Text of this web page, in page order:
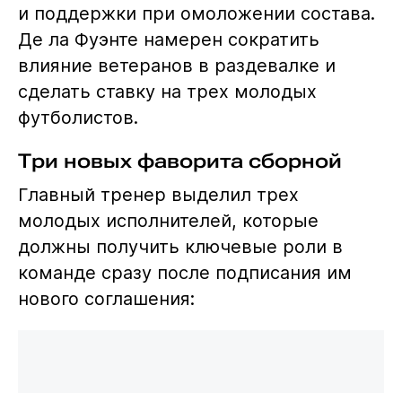
и поддержки при омоложении состава.
Де ла Фуэнте намерен сократить
влияние ветеранов в раздевалке и
сделать ставку на трех молодых
футболистов.
Три новых фаворита сборной
Главный тренер выделил трех
молодых исполнителей, которые
должны получить ключевые роли в
команде сразу после подписания им
нового соглашения: